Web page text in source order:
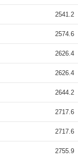
2541.2
2574.6
2626.4
2626.4
2644.2
2717.6
2717.6
2755.9